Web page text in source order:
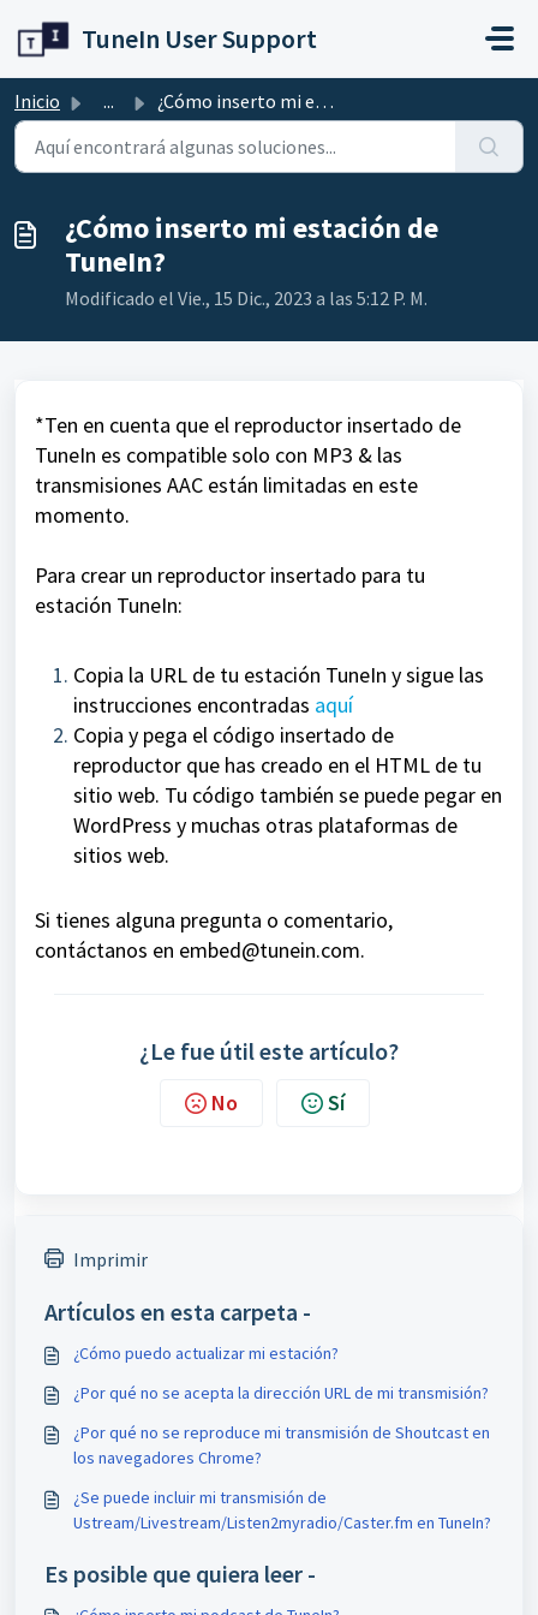
TuneIn User Support
Inicio ... ¿Cómo inserto mi estación de TuneIn?
¿Cómo inserto mi estación de
TuneIn?
Modificado el Vie., 15 Dic., 2023 a las 5:12 P. M.
*Ten en cuenta que el reproductor insertado de
TuneIn es compatible solo con MP3 & las
transmisiones AAC están limitadas en este
momento.
Para crear un reproductor insertado para tu
estación TuneIn:
Copia la URL de tu estación TuneIn y sigue las
instrucciones encontradas aquí
Copia y pega el código insertado de
reproductor que has creado en el HTML de tu
sitio web. Tu código también se puede pegar en
WordPress y muchas otras plataformas de
sitios web.
Si tienes alguna pregunta o comentario,
contáctanos en embed@tunein.com.
¿Le fue útil este artículo?
No Sí
Imprimir
Artículos en esta carpeta -
¿Cómo puedo actualizar mi estación?
¿Por qué no se acepta la dirección URL de mi transmisión?
​¿Por qué no se reproduce mi transmisión de Shoutcast en
los navegadores Chrome?
¿Se puede incluir mi transmisión de
Ustream/Livestream/Listen2myradio/Caster.fm en TuneIn?
Es posible que quiera leer -